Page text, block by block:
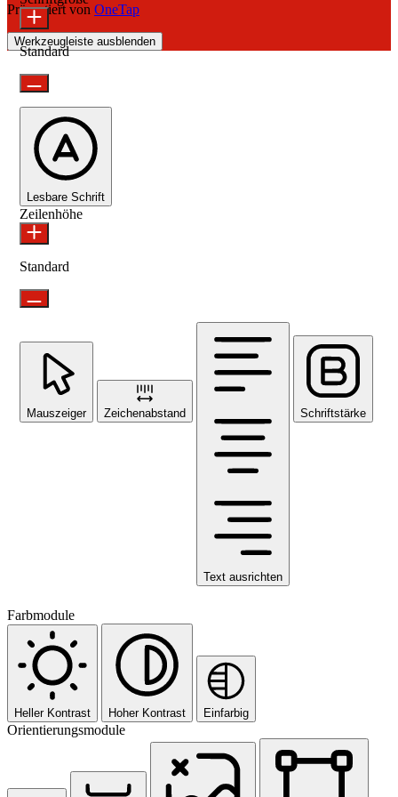
Präsentiert von OneTap
Werkzeugleiste ausblenden
Standard
Lesbare Schrift
Zeilenhöhe
Standard
Mauszeiger Zeichenabstand
Text ausrichten
Schriftstärke
Farbmodule
Heller Kontrast Hoher Kontrast Einfarbig
Orientierungsmodule